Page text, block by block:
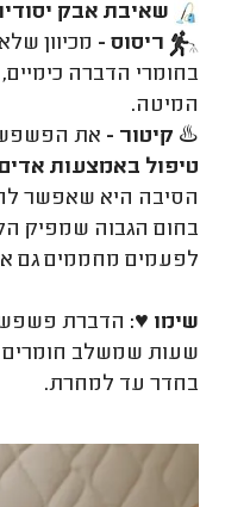
שאיבת אבק
ריסוס - מכיוון
בחומרי הדברה
המיטה.
♨️ קיטור - את
טיפול באמצעות
הסיבה היא שאפשר
לפעמים מחממים גם
שימו ♥: הדברת
שעות שמשלב חומרים
בחדר עד למחרת.